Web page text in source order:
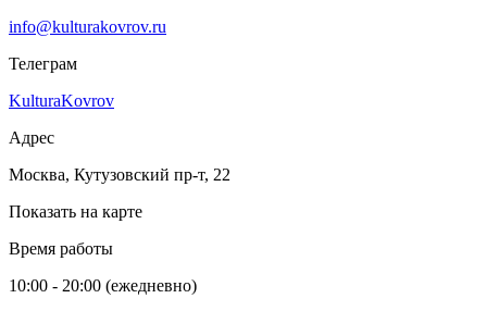
info@kulturakovrov.ru
Телеграм
KulturaKovrov
Адрес
Москва, Кутузовский пр-т, 22
Показать на карте
Время работы
10:00 - 20:00 (ежедневно)